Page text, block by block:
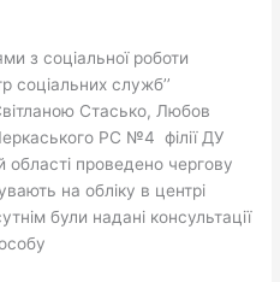
з соціальної роботи
соціальних служб’’
Стасько, Любов
РС №4 філії ДУ
області проведено чергову
на обліку в центрі
були надані консультації